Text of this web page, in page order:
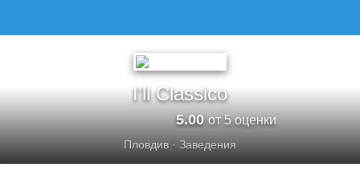
I'll Classico
5.00от 5 оценки
Пловдив· Заведения